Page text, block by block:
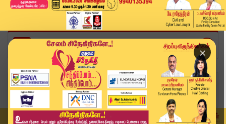
×
Home
வீடியோ ஸ்டோரி
"ஆட்சி மாறினாலும் நிலை மாறல!" - தூய்மை பணியாளர்...